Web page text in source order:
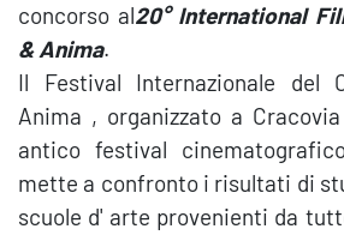
concorso al20° International
& Anima.
Il Festival Internazionale del
Anima , organizzato a
antico festival
mette a confronto i risultati di
scuole d' arte provenienti da